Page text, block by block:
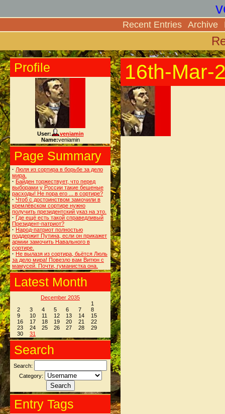
Recent Entries Archive
Profile
User:
veniamin
Name:veniamin
Page Summary
· Люля из сортира в борьбе за дело
мира.
· Байден торжествует, что перед
выборами у России такие бешеные
расходы! Не пора его ... в сортире?
· Чтоб с достоинством замочили в
кремлёвском сортире нужно
получить президентский указ на это.
· Где ещё есть такой справедливый
Президент-патриот?
· Народ-патриот полностью
поддержит Путина, если он прикажет
армии замочить Навального в
сортире.
· Не вылазя из сортира, бьётся Люль
за дело мира! Повезло вам Витюн с
мамусей. Почти, гуманистка она.
Latest Month
December 2035
1
2
3 4 5 6 7
8
9
10 11 12 13 14
15
16
17 18 19 20 21
22
23
24 25 26 27 28
29
30
31
Search
Search:
Category:
Entry Tags
16th-Mar-